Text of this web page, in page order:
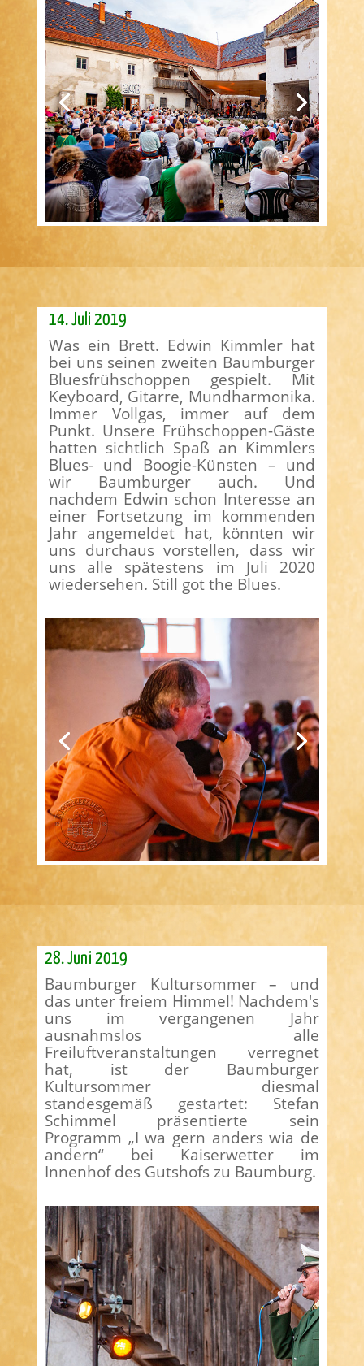
14. Juli 2019
Was ein Brett. Edwin Kimmler hat
bei uns seinen zweiten Baumburger
Bluesfrühschoppen gespielt. Mit
Keyboard, Gitarre, Mundharmonika.
Immer Vollgas, immer auf dem
Punkt. Unsere Frühschoppen-Gäste
hatten sichtlich Spaß an Kimmlers
Blues- und Boogie-Künsten – und
wir Baumburger auch. Und
nachdem Edwin schon Interesse an
einer Fortsetzung im kommenden
Jahr angemeldet hat, könnten wir
uns durchaus vorstellen, dass wir
uns alle spätestens im Juli 2020
wiedersehen. Still got the Blues.
28. Juni 2019
Baumburger Kultursommer – und
das unter freiem Himmel! Nachdem′s
uns im vergangenen Jahr
ausnahmslos alle
Freiluftveranstaltungen verregnet
hat, ist der Baumburger
Kultursommer diesmal
standesgemäß gestartet: Stefan
Schimmel präsentierte sein
Programm „I wa gern anders wia de
andern“ bei Kaiserwetter im
Innenhof des Gutshofs zu Baumburg.